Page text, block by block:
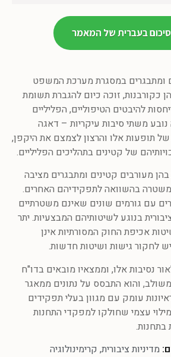
בעברית של המאמר
ומתבגרים במסגרת מערכת המשפט
כקורבנות, זוכה כיום להגברת תשומת
להיבטים הטיפוליים, הפליליים
נובע משתי סיבות עיקריות – דאגה
תופעות אלו והרצון לצמצם את היקפן,
של קטינים בתהליכים הפליליים.
מעורבים קטינים ומתבגרים מציבה
בהשוואה לתפקידיהם האחרים.
עם גורמים שונים שאינם משטרתיים
בנוגע לשיטותיהם המבצעיות. יתר
אכיפת החוק המסורתיות אינן
לחקור גישות ושיטות חדשות.
נסיבות אלו, וממצאיו מובאים בדו"ח
והוא התבסס על נתונים ממאגר
עומק עם מגוון בעלי תפקידים
עצמי שחולקו למפקדי התחנות
בתחנות.
מדיניות ציבורית, קרימינולוגיה